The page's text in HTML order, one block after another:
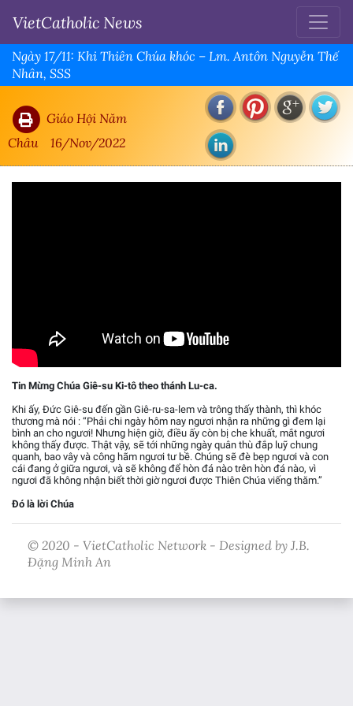
VietCatholic News
Ngày 17/11: Khi Thiên Chúa khóc – Lm. Antôn Nguyễn Thế
Nhân, SSS
Giáo Hội Năm
Châu
16/Nov/2022
Tin Mừng Chúa Giê-su Ki-tô theo thánh Lu-ca.
Khi ấy, Đức Giê-su đến gần Giê-ru-sa-lem và trông thấy thành, thì khóc
thương mà nói : “Phải chi ngày hôm nay ngươi nhận ra những gì đem lại
bình an cho ngươi! Nhưng hiện giờ, điều ấy còn bị che khuất, mắt ngươi
không thấy được. Thật vậy, sẽ tới những ngày quân thù đắp luỹ chung
quanh, bao vây và công hãm ngươi tư bề. Chúng sẽ đè bẹp ngươi và con
cái đang ở giữa ngươi, và sẽ không để hòn đá nào trên hòn đá nào, vì
ngươi đã không nhận biết thời giờ ngươi được Thiên Chúa viếng thăm.”
Đó là lời Chúa
© 2020 - VietCatholic Network - Designed by J.B.
Đặng Minh An